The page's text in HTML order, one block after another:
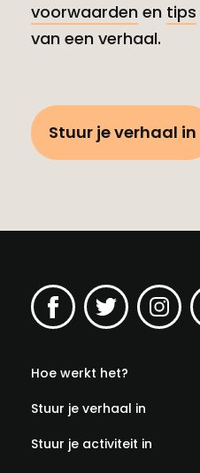
voorwaarden en tips
van een verhaal.
Stuur je verhaal in
Hoe werkt het?
Stuur je verhaal in
Stuur je activiteit in